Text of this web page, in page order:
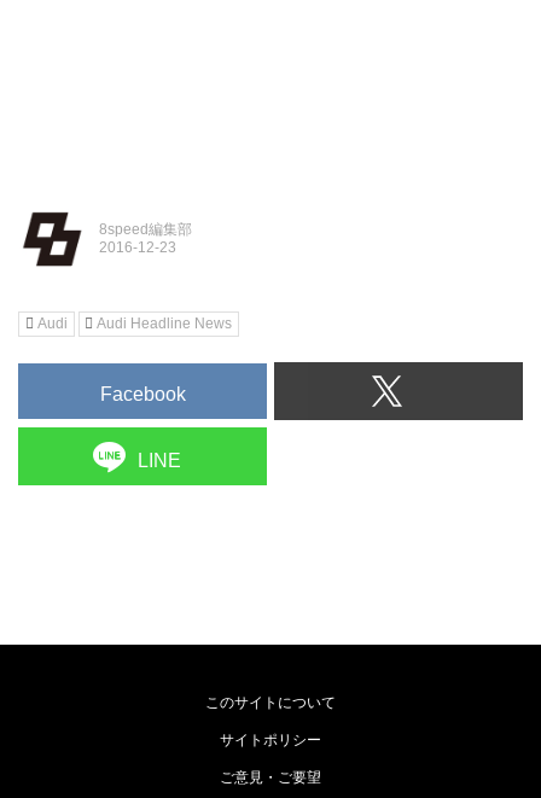
8speed編集部
Audi Audi Headline News
Facebook
LINE
このサイトについて
サイトポリシー
ご意見・ご要望